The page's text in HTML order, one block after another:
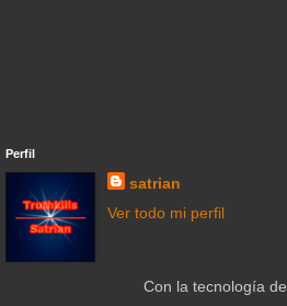
Perfil
satrian
Ver todo mi perfil
Con la tecnología de